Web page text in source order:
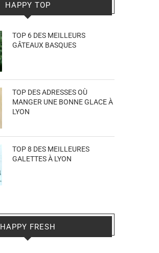
HAPPY TOP
TOP 6 DES MEILLEURS
GÂTEAUX BASQUES
TOP DES ADRESSES OÙ
MANGER UNE BONNE GLACE À
LYON
TOP 8 DES MEILLEURES
GALETTES À LYON
HAPPY FRESH